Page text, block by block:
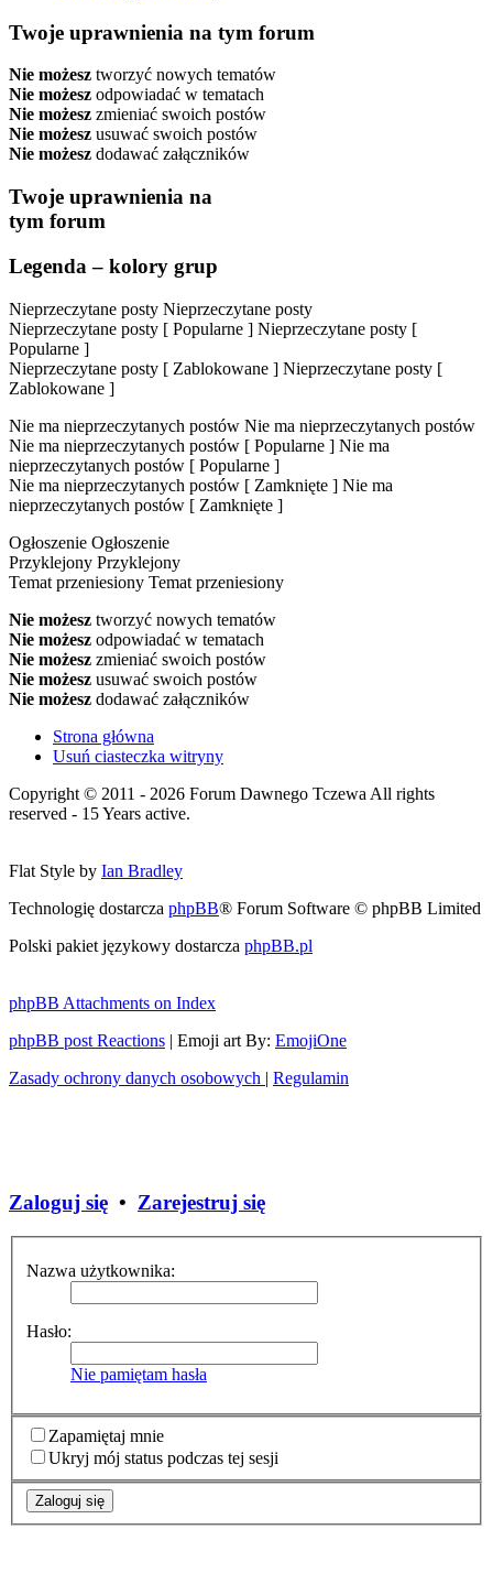
Twoje uprawnienia na tym forum
Nie możesz tworzyć nowych tematów
Nie możesz odpowiadać w tematach
Nie możesz zmieniać swoich postów
Nie możesz usuwać swoich postów
Nie możesz dodawać załączników
Twoje uprawnienia na
tym forum
Legenda – kolory grup
Nieprzeczytane posty Nieprzeczytane posty
Nieprzeczytane posty [ Popularne ] Nieprzeczytane posty [
Popularne ]
Nieprzeczytane posty [ Zablokowane ] Nieprzeczytane posty [
Zablokowane ]
Nie ma nieprzeczytanych postów Nie ma nieprzeczytanych postów
Nie ma nieprzeczytanych postów [ Popularne ] Nie ma
nieprzeczytanych postów [ Popularne ]
Nie ma nieprzeczytanych postów [ Zamknięte ] Nie ma
nieprzeczytanych postów [ Zamknięte ]
Ogłoszenie Ogłoszenie
Przyklejony Przyklejony
Temat przeniesiony Temat przeniesiony
Nie możesz tworzyć nowych tematów
Nie możesz odpowiadać w tematach
Nie możesz zmieniać swoich postów
Nie możesz usuwać swoich postów
Nie możesz dodawać załączników
Strona główna
Usuń ciasteczka witryny
Copyright © 2011 - 2026 Forum Dawnego Tczewa All rights
reserved - 15 Years active.
Flat Style by Ian Bradley
Technologię dostarcza phpBB® Forum Software © phpBB Limited
Polski pakiet językowy dostarcza phpBB.pl
phpBB Attachments on Index
phpBB post Reactions | Emoji art By: EmojiOne
Zasady ochrony danych osobowych | Regulamin
Zaloguj się • Zarejestruj się
Nazwa użytkownika:
Hasło:
Nie pamiętam hasła
Zapamiętaj mnie
Ukryj mój status podczas tej sesji